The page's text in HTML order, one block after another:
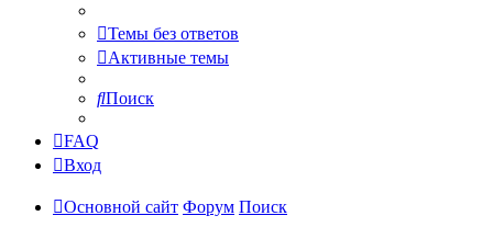
Темы без ответов
Активные темы
Поиск
FAQ
Вход
Основной сайт Форум Поиск